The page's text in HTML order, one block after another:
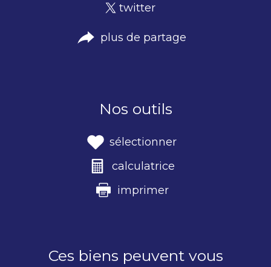
twitter
plus de partage
Nos outils
sélectionner
calculatrice
imprimer
Ces biens peuvent vous